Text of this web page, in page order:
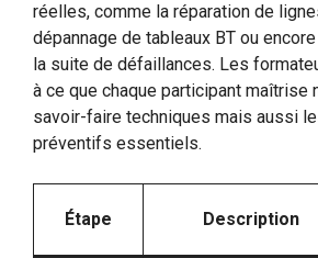
réelles, comme la réparation de
dépannage de tableaux BT ou
la suite de défaillances. Les
à ce que chaque participant maîtrise
savoir-faire techniques mais aussi
préventifs essentiels.
Étape Description